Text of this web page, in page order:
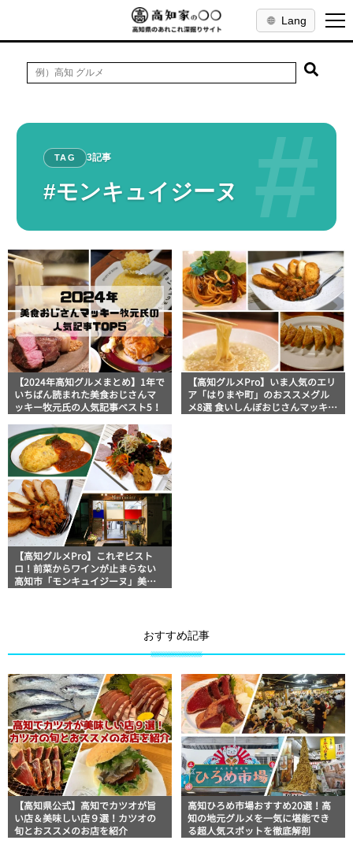
Lang
#
TAG 3記事
#モンキュイジーヌ
【2024年高知グルメまとめ】1年で
いちばん読まれた美食おじさんマ
ッキー牧元氏の人気記事ベスト5！
【高知グルメPro】いま人気のエリ
ア「はりまや町」のおススメグル
メ8選 食いしんぼおじさんマッキー
【高知グルメPro】これぞビスト
ロ！前菜からワインが止まらない
高知市「モンキュイジーヌ」美食
おすすめ記事
【高知県公式】高知でカツオが旨
い店＆美味しい店９選！カツオの
旬とおススメのお店を紹介
高知ひろめ市場おすすめ20選！高
知の地元グルメを一気に堪能でき
る超人気スポットを徹底解剖